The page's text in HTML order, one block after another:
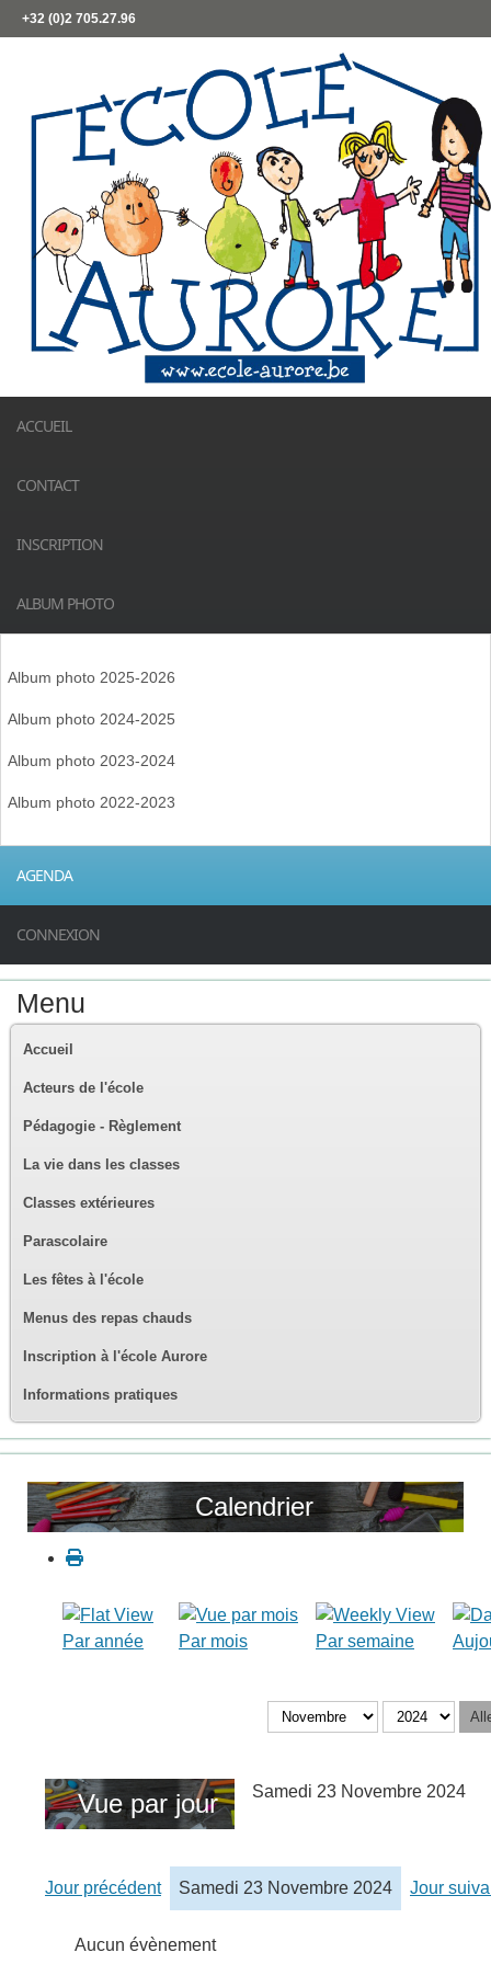
+32 (0)2 705.27.96
ACCUEIL
CONTACT
INSCRIPTION
ALBUM PHOTO
Album photo 2025-2026
Album photo 2024-2025
Album photo 2023-2024
Album photo 2022-2023
AGENDA
CONNEXION
Menu
Accueil
Acteurs de l'école
Pédagogie - Règlement
La vie dans les classes
Classes extérieures
Parascolaire
Les fêtes à l'école
Menus des repas chauds
Inscription à l'école Aurore
Informations pratiques
Calendrier
Par année Par mois Par semaine
Vue par jour Samedi 23 Novembre 2024
Jour précédent Samedi 23 Novembre 2024 Jour
Aucun évènement